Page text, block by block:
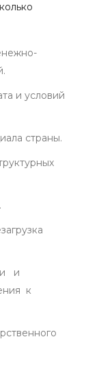
и условий
страны.
и
к